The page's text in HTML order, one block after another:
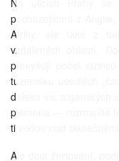
Na ulicích Prahy se
pocházejícími z
Afriky, ale také z
vzdálených oblastí.
převyšují počet
tuzemsku usedlých
daleko víc afgánských
plemena — rozmanité
ti vedou nad
Ale dost žertování,